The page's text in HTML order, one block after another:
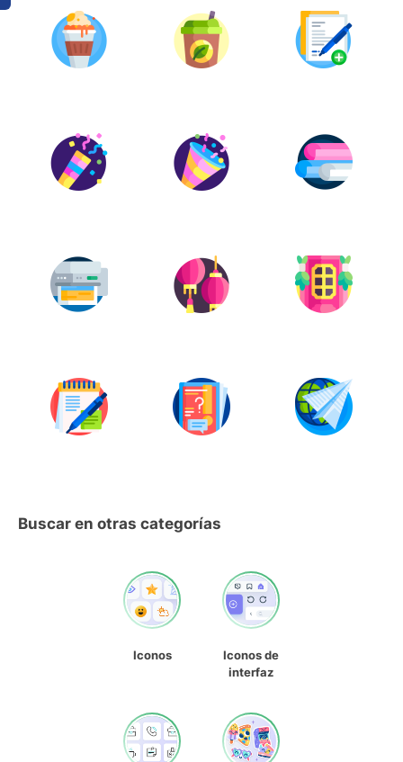
Buscar en otras categorías
Iconos
Iconos de
interfaz